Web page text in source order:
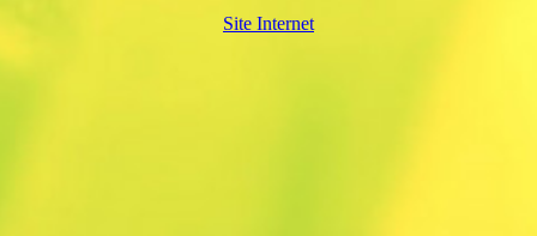
Site Internet